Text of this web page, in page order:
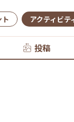
ト アクティビテ
投稿